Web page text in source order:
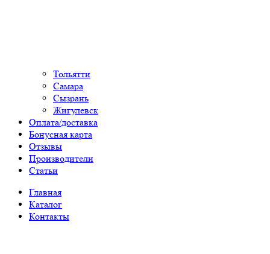
Тольятти
Самара
Сызрань
Жигулевск
Оплата/доставка
Бонусная карта
Отзывы
Производители
Статьи
Главная
Каталог
Контакты